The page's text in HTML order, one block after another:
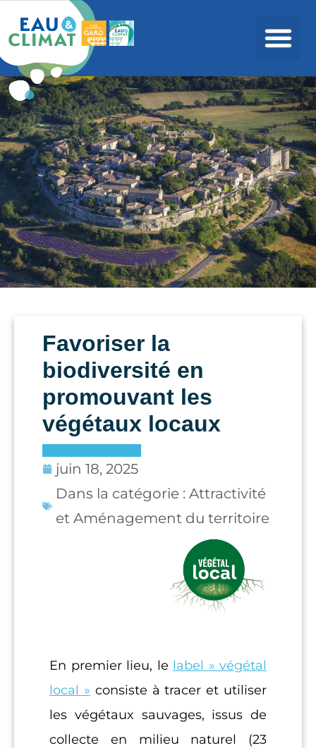
Favoriser la
biodiversité en
promouvant les
végétaux locaux
juin 18, 2025
Dans la catégorie : Attractivité
et Aménagement du territoire
En premier lieu, le label » végétal
local » consiste à tracer et utiliser
les végétaux sauvages, issus de
collecte en milieu naturel (23